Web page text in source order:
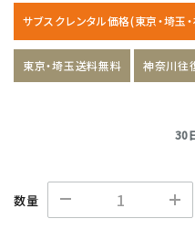
サブスクレンタル価格(東京・埼玉
東京・埼玉送料無料 神奈川往
30
数量